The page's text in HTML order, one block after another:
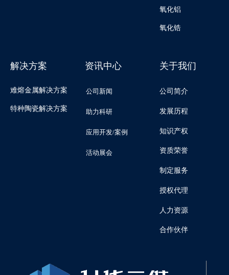
氧化铝
氧化锆
解决方案
难熔金属解决方案
特种陶瓷解决方案
资讯中心
公司新闻
助力科研
应用开发/案例
活动展会
关于我们
公司简介
发展历程
知识产权
资质荣誉
制定服务
授权代理
人力资源
合作伙伴